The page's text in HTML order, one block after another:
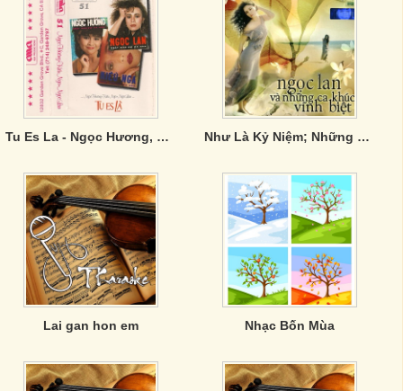
Tu Es La - Ngọc Hương, Ngọc Lan, Kiều Nga Như Là Kỷ Niệm; Những Ca Khúc Vĩnh Biệt CD2
Lai gan hon em Nhạc Bốn Mùa